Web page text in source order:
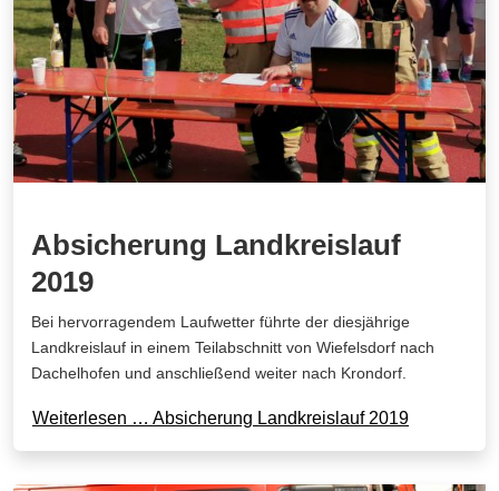
Absicherung Landkreislauf
2019
Bei hervorragendem Laufwetter führte der diesjährige
Landkreislauf in einem Teilabschnitt von Wiefelsdorf nach
Dachelhofen und anschließend weiter nach Krondorf.
Weiterlesen … Absicherung Landkreislauf 2019